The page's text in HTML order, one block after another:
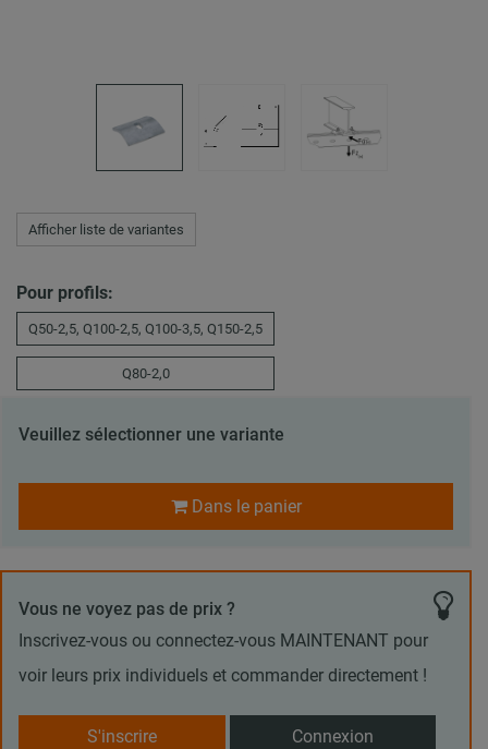
Afficher liste de variantes
Pour profils:
Q50-2,5, Q100-2,5, Q100-3,5, Q150-2,5
Q80-2,0
Veuillez sélectionner une variante
Dans le panier
Vous ne voyez pas de prix ?
Inscrivez-vous ou connectez-vous MAINTENANT pour
voir leurs prix individuels et commander directement !
S'inscrire Connexion